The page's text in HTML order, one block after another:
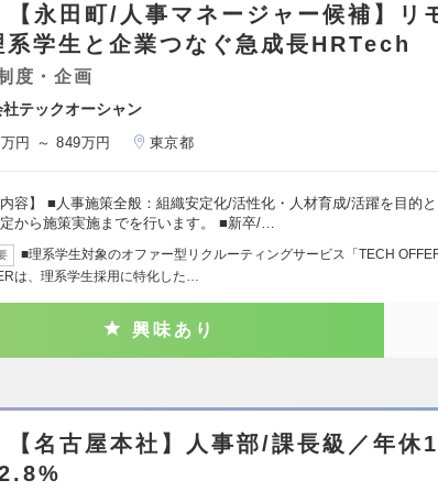
【永田町/人事マネージャー候補】リ
学生と企業つなぐ急成長HRTech
度・企画
テックオーシャン
円 ～ 849万円 東京都
内容】 ■人事施策全般：組織安定化/活性化・人材育成/活躍を目的と
から施策実施までを行います。 ■新卒/…
■理系学生対象のオファー型リクルーティングサービス「TECH
は、理系学生採用に特化した…
興味あり
【名古屋本社】人事部/課長級／年休